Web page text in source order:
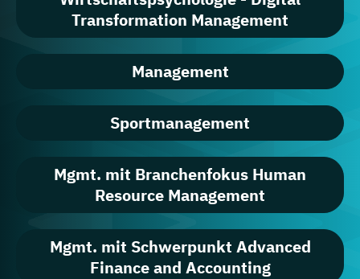
Transformation Management
Management
Sportmanagement
Mgmt. mit Branchenfokus Human
Resource Management
Mgmt. mit Schwerpunkt Advanced
Finance and Accounting